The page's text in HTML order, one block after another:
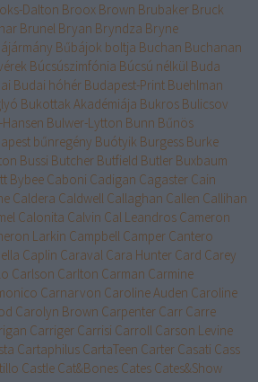
Dalton Broox Brown Brubaker Bruck
Brunel Bryan Bryndza Bryne
Bűbájok boltja Buchan Buchanan
Búcsúszimfónia Búcsú nélkül Buda
Budai hóhér Budapest-Print Buehlman
Bukottak Akadémiája Bukros Bulicsov
Bulwer-Lytton Bunn Bűnös
bűnregény Buótyik Burgess Burke
Bussi Butcher Butfield Butler Buxbaum
Bybee Caboni Cadigan Cagaster Cain
Caldera Caldwell Callaghan Callen Callihan
Calonita Calvin Cal Leandros Cameron
Larkin Campbell Camper Cantero
Caplin Caraval Cara Hunter Card Carey
Carlson Carlton Carman Carmine
Carnarvon Caroline Auden Caroline
Carolyn Brown Carpenter Carr Carre
Carriger Carrisi Carroll Carson Levine
Cartaphilus CartaTeen Carter Casati Cass
Castle Cat&Bones Cates Cates&Show